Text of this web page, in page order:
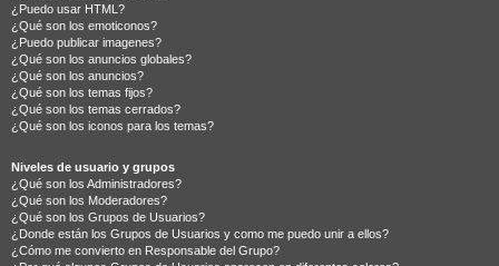
¿Puedo usar HTML?
¿Qué son los emoticonos?
¿Puedo publicar imagenes?
¿Qué son los anuncios globales?
¿Qué son los anuncios?
¿Qué son los temas fijos?
¿Qué son los temas cerrados?
¿Qué son los iconos para los temas?
Niveles de usuario y grupos
¿Qué son los Administradores?
¿Qué son los Moderadores?
¿Qué son los Grupos de Usuarios?
¿Donde están los Grupos de Usuarios y como me puedo unir a ellos?
¿Cómo me convierto en Responsable del Grupo?